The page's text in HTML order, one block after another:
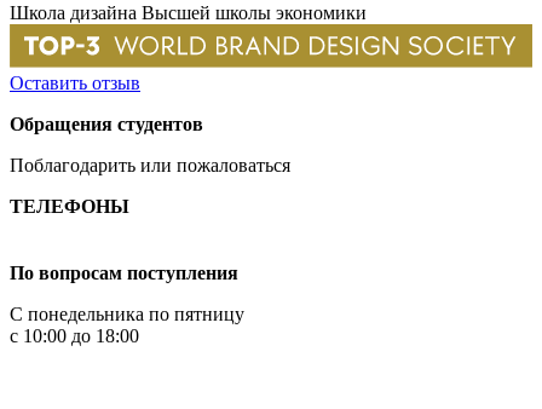
Школа дизайна Высшей школы экономики
Оставить отзыв
Обращения студентов
Поблагодарить или пожаловаться
ТЕЛЕФОНЫ
По вопросам поступления
С понедельника по пятницу
с 10:00 до 18:00